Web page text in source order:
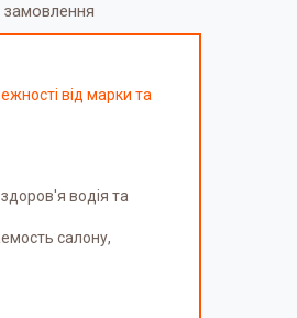
замовлення
від марки та
водія та
салону,